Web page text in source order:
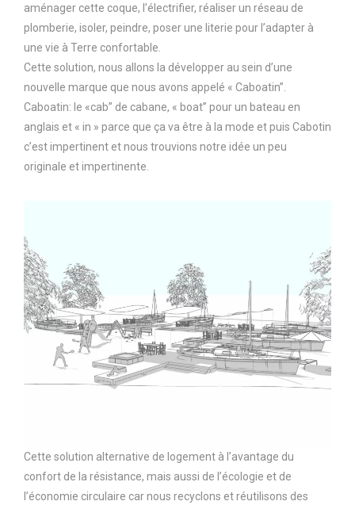
aménager cette coque, l’électrifier, réaliser un réseau de
plomberie, isoler, peindre, poser une literie pour l’adapter à
une vie à Terre confortable.
Cette solution, nous allons la développer au sein d’une
nouvelle marque que nous avons appelé « Caboatin”.
Caboatin: le «cab” de cabane, « boat” pour un bateau en
anglais et « in » parce que ça va être à la mode et puis Cabotin
c’est impertinent et nous trouvions notre idée un peu
originale et impertinente.
Cette solution alternative de logement à l’avantage du
confort de la résistance, mais aussi de l’écologie et de
l’économie circulaire car nous recyclons et réutilisons des